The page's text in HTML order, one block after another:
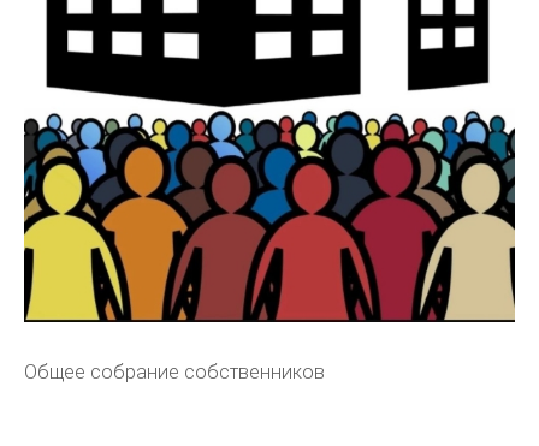
Общее собрание собственников